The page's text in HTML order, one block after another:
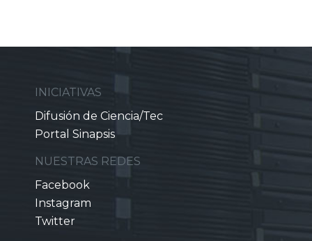
INICIATIVAS
Difusión de Ciencia/Tec
Portal Sinapsis
NUESTRAS REDES
Facebook
Instagram
Twitter